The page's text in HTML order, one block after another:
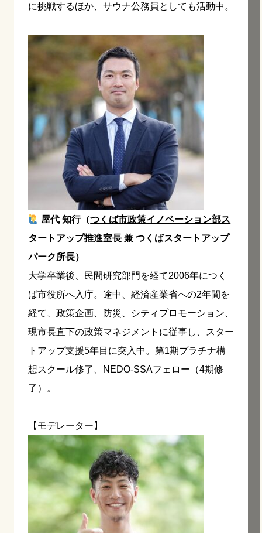
に挑戦するほか、サウナ公務員としても活動中。
屋代 知行（つくば市政策イノベーション部ス
タートアップ推進室長 兼 つくばスタートアップ
パーク所長）
大学卒業後、民間研究部門を経て2006年につく
ば市役所へ入庁。途中、経済産業省への2年間を
経て、政策企画、防災、シティプロモーション、
現市長直下の政策マネジメントに従事し、スター
トアップ支援5年目に突入中。第1期プラチナ構
想スクール修了、NEDO-SSAフェロー（4期修
了）。
【モデレーター】